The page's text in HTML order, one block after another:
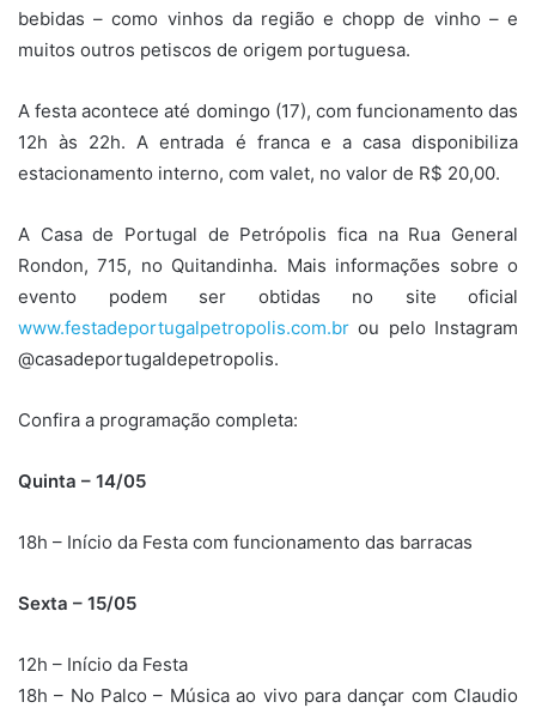
bebidas – como vinhos da região e chopp de vinho – e
muitos outros petiscos de origem portuguesa.
A festa acontece até domingo (17), com funcionamento das
12h às 22h. A entrada é franca e a casa disponibiliza
estacionamento interno, com valet, no valor de R$ 20,00.
A Casa de Portugal de Petrópolis fica na Rua General
Rondon, 715, no Quitandinha. Mais informações sobre o
evento podem ser obtidas no site oficial
www.festadeportugalpetropolis.com.br ou pelo Instagram
@casadeportugaldepetropolis.
Confira a programação completa:
Quinta – 14/05
18h – Início da Festa com funcionamento das barracas
Sexta – 15/05
12h – Início da Festa
18h – No Palco – Música ao vivo para dançar com Claudio